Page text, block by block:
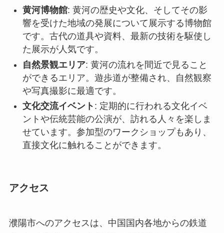
黄河博物館: 黄河の歴史や文化、そしてその影
響を受けた地域の発展について展示する博物館
です。古代の道具や資料、最新の技術を駆使し
た展示が人気です。
自然景観エリア: 黄河の流れを間近で見ること
ができるエリア。遊歩道が整備され、自然観察
や写真撮影に最適です。
文化交流イベント : 定期的に行われる文化イベ
ントや伝統芸能の公演が、訪れる人々を楽しま
せています。参加型のワークショップもあり、
直接文化に触れることができます。
アクセス
濮陽市へのアクセスは、中国国内各地からの鉄道